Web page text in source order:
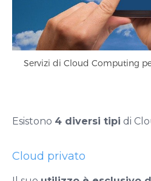
Servizi di Cloud Computing
Esistono 4 diversi tipi di
Cloud privato